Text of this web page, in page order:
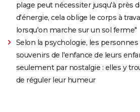
plage peut nécessiter jusqu'à près
d'énergie, cela oblige le corps à
lorsqu'on marche sur un sol ferme"
Selon la psychologie, les
souvenirs de l'enfance de leurs
seulement par nostalgie : elles y
de réguler leur humeur